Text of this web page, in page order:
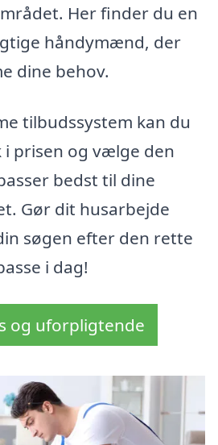
Her finder du en
håndymænd, der
dine behov.
tilbudssystem kan du
prisen og vælge den
bedst til dine
Gør dit husarbejde
søgen efter den rette
i dag!
og uforpligtende